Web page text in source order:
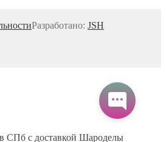
Разработано: JSH
СПб с доставкой Шароделы